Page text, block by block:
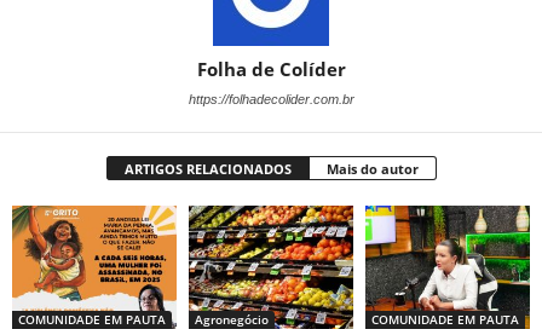
Folha de Colíder
https://folhadecolider.com.br
ARTIGOS RELACIONADOS Mais do autor
COMUNIDADE EM PAUTA Agronegócio COMUNIDADE EM PAUTA